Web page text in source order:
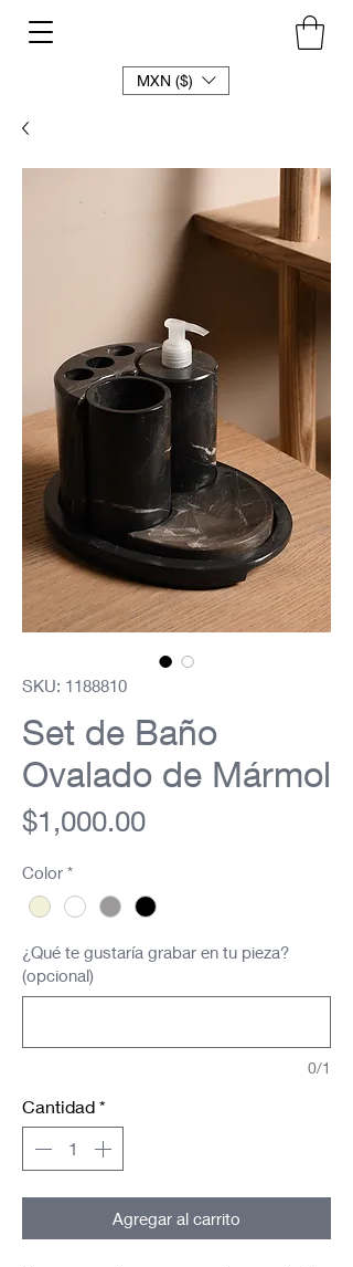
MXN ($)
SKU: 1188810
Set de Baño
Ovalado de Mármol
$1,000.00Precio
Color *
¿Qué te gustaría grabar en tu pieza?
(opcional)
0/1
Cantidad *
Agregar al carrito